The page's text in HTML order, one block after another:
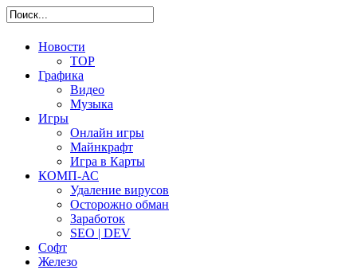
Новости
TOP
Графика
Видео
Музыка
Игры
Онлайн игры
Майнкрафт
Игра в Карты
КОМП-АС
Удаление вирусов
Осторожно обман
Заработок
SEO | DEV
Софт
Железо